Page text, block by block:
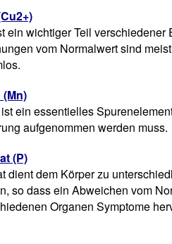
ein wichtiger Teil verschiedener
vom Normalwert sind meist
(Mn)
ein essentielles
aufgenommen werden muss.
(P)
dient dem Körper zu
so dass ein Abweichen vom
Organen Symptome